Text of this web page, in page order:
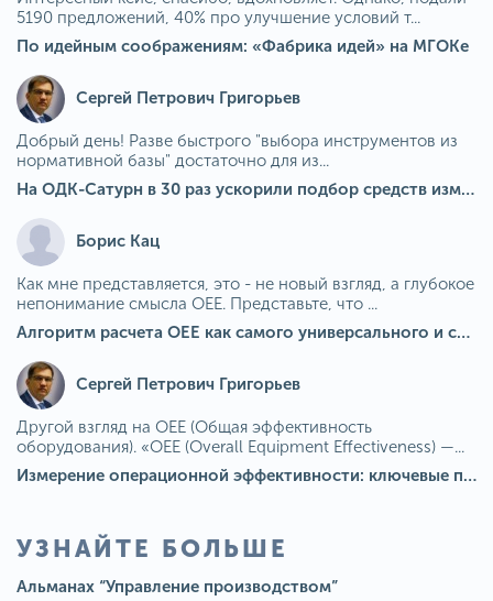
5190 предложений, 40% про улучшение условий т...
По идейным соображениям: «Фабрика идей» на МГОКе
Сергей Петрович Григорьев
Добрый день! Разве быстрого "выбора инструментов из
нормативной базы" достаточно для из...
На ОДК-Сатурн в 30 раз ускорили подбор средств измерения для контроля качества продукции
Борис Кац
Как мне представляется, это - не новый взгляд, а глубокое
непонимание смысла OEE. Представьте, что ...
Алгоритм расчета ОЕЕ как самого универсального и современного показателя эффективности оборудования в мире
Сергей Петрович Григорьев
Другой взгляд на OEE (Общая эффективность
оборудования). «OEE (Overall Equipment Effectiveness) —...
Измерение операционной эффективности: ключевые показатели для непрерывного совершенствования
УЗНАЙТЕ БОЛЬШЕ
Альманах “Управление производством”